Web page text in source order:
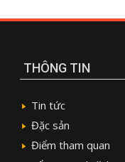
THÔNG TIN
Tin tức
Đặc sản
Điểm tham quan